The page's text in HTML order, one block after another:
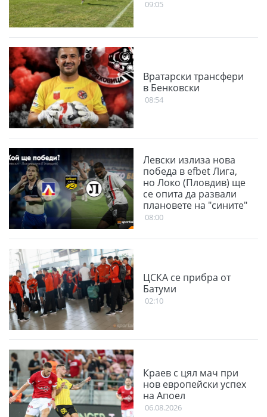
09:05
Вратарски трансфери
в Бенковски
08:54
Левски излиза нова
победа в efbet Лига,
но Локо (Пловдив) ще
се опита да развали
плановете на "сините"
08:00
ЦСКА се прибра от
Батуми
02:10
Краев с цял мач при
нов европейски успех
на Апоел
06.08.2026